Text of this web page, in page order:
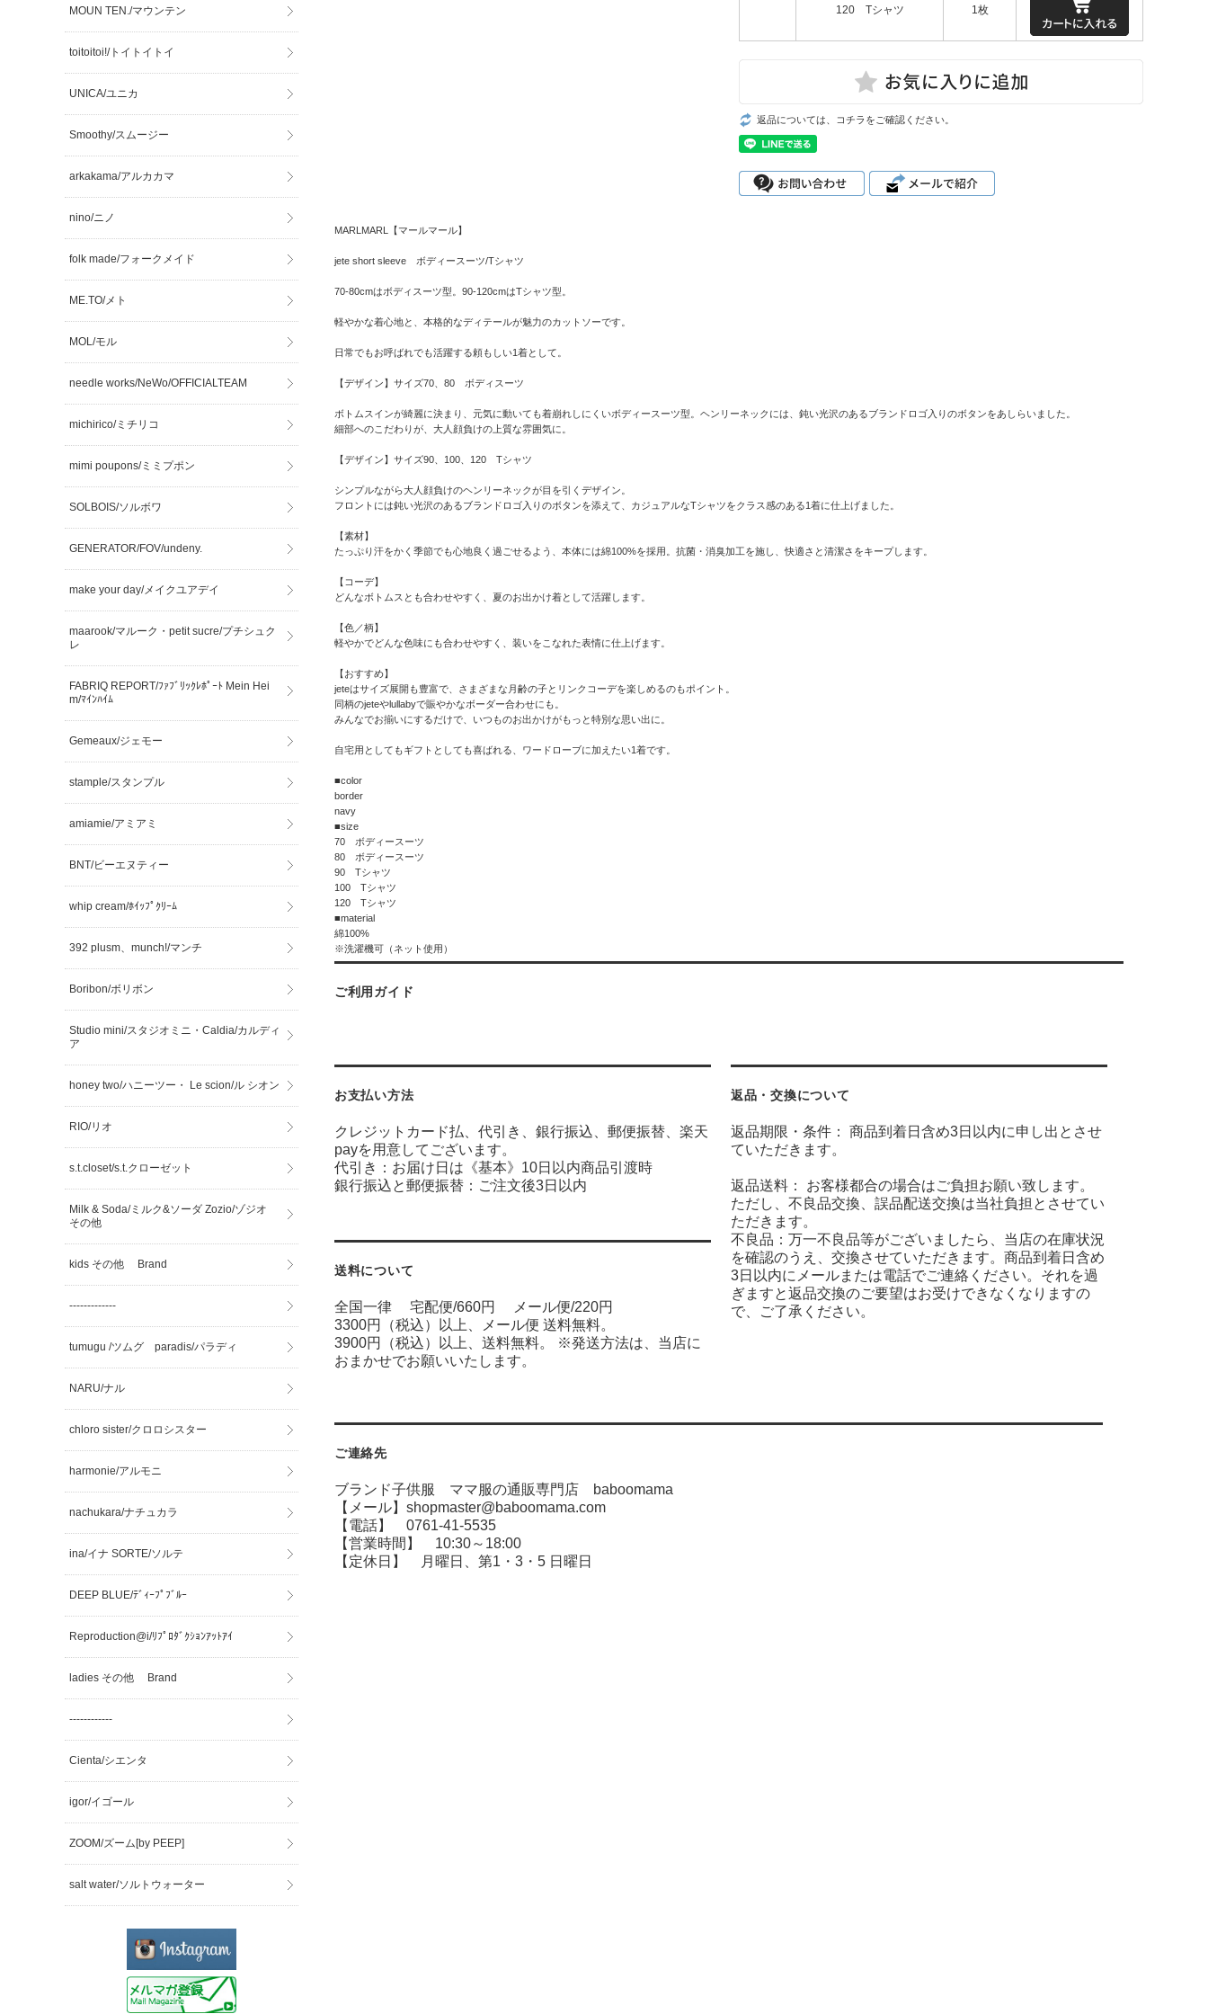
120 Tシャツ 1枚
返品については、コチラをご確認ください。
MARLMARL【マールマール】
jete short sleeve ボディースーツ/Tシャツ
70-80cmはボディスーツ型。90-120cmはTシャツ型。
軽やかな着心地と、本格的なディテールが魅力のカットソーです。
日常でもお呼ばれでも活躍する頼もしい1着として。
【デザイン】サイズ70、80 ボディスーツ
ボトムスインが綺麗に決まり、元気に動いても着崩れしにくいボディースーツ型。ヘンリーネックには、鈍い光沢のあるブランドロゴ入りのボタンをあしらいました。
細部へのこだわりが、大人顔負けの上質な雰囲気に。
【デザイン】サイズ90、100、120 Tシャツ
シンプルながら大人顔負けのヘンリーネックが目を引くデザイン。
フロントには鈍い光沢のあるブランドロゴ入りのボタンを添えて、カジュアルなTシャツをクラス感のある1着に仕上げました。
【素材】
たっぷり汗をかく季節でも心地良く過ごせるよう、本体には綿100%を採用。抗菌・消臭加工を施し、快適さと清潔さをキープします。
【コーデ】
どんなボトムスとも合わせやすく、夏のお出かけ着として活躍します。
【色／柄】
軽やかでどんな色味にも合わせやすく、装いをこなれた表情に仕上げます。
【おすすめ】
jeteはサイズ展開も豊富で、さまざまな月齢の子とリンクコーデを楽しめるのもポイント。
同柄のjeteやlullabyで賑やかなボーダー合わせにも。
みんなでお揃いにするだけで、いつものお出かけがもっと特別な思い出に。
自宅用としてもギフトとしても喜ばれる、ワードローブに加えたい1着です。
■color
border
navy
■size
70 ボディースーツ
80 ボディースーツ
90 Tシャツ
100 Tシャツ
120 Tシャツ
■material
綿100%
※洗濯機可（ネット使用）
ご利用ガイド
お支払い方法
クレジットカード払、代引き、銀行振込、郵便振替、楽天
payを用意してございます。
代引き：お届け日は《基本》10日以内商品引渡時
銀行振込と郵便振替：ご注文後3日以内
送料について
全国一律 宅配便/660円 メール便/220円
3300円（税込）以上、メール便 送料無料。
3900円（税込）以上、送料無料。 ※発送方法は、当店に
おまかせでお願いいたします。
返品・交換について
返品期限・条件： 商品到着日含め3日以内に申し出とさせ
ていただきます。
返品送料： お客様都合の場合はご負担お願い致します。
ただし、不良品交換、誤品配送交換は当社負担とさせてい
ただきます。
不良品：万一不良品等がございましたら、当店の在庫状況
を確認のうえ、交換させていただきます。商品到着日含め
3日以内にメールまたは電話でご連絡ください。それを過
ぎますと返品交換のご要望はお受けできなくなりますの
で、ご了承ください。
ご連絡先
ブランド子供服 ママ服の通販専門店 baboomama
【メール】shopmaster@baboomama.com
【電話】 0761-41-5535
【営業時間】 10:30～18:00
【定休日】 月曜日、第1・3・5 日曜日
MOUN TEN./マウンテン
toitoitoi!/トイトイトイ
UNICA/ユニカ
Smoothy/スムージー
arkakama/アルカカマ
nino/ニノ
folk made/フォークメイド
ME.TO/メト
MOL/モル
needle works/NeWo/OFFICIALTEAM
michirico/ミチリコ
mimi poupons/ミミプポン
SOLBOIS/ソルボワ
GENERATOR/FOV/undeny.
make your day/メイクユアデイ
maarook/マルーク・petit sucre/プチシュク
レ
FABRIQ REPORT/ﾌｧﾌﾞﾘｯｸﾚﾎﾟｰﾄ Mein Hei
m/ﾏｲﾝﾊｲﾑ
Gemeaux/ジェモー
stample/スタンプル
amiamie/アミアミ
BNT/ビーエヌティー
whip cream/ﾎｲｯﾌﾟｸﾘｰﾑ
392 plusm、munch!/マンチ
Boribon/ボリボン
Studio mini/スタジオミニ・Caldia/カルディ
ア
honey two/ハニーツー・ Le scion/ル シオン
RIO/リオ
s.t.closet/s.t.クローゼット
Milk & Soda/ミルク&ソーダ Zozio/ゾジオ
その他
kids その他 Brand
-------------
tumugu /ツムグ paradis/パラディ
NARU/ナル
chloro sister/クロロシスター
harmonie/アルモニ
nachukara/ナチュカラ
ina/イナ SORTE/ソルテ
DEEP BLUE/ﾃﾞｨｰﾌﾟﾌﾞﾙｰ
Reproduction@i/ﾘﾌﾟﾛﾀﾞｸｼｮﾝｱｯﾄｱｲ
ladies その他 Brand
------------
Cienta/シエンタ
igor/イゴール
ZOOM/ズーム[by PEEP]
salt water/ソルトウォーター